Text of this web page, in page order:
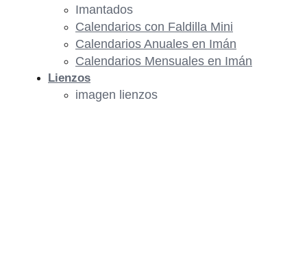
Imantados
Calendarios con Faldilla Mini
Calendarios Anuales en Imán
Calendarios Mensuales en Imán
Lienzos
imagen lienzos